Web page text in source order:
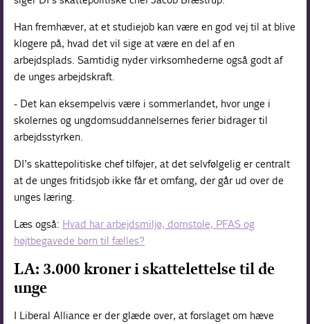
Han fremhæver, at et studiejob kan være en god vej til at blive
klogere på, hvad det vil sige at være en del af en
arbejdsplads. Samtidig nyder virksomhederne også godt af
de unges arbejdskraft.
- Det kan eksempelvis være i sommerlandet, hvor unge i
skolernes og ungdomsuddannelsernes ferier bidrager til
arbejdsstyrken.
DI’s skattepolitiske chef tilføjer, at det selvfølgelig er centralt
at de unges fritidsjob ikke får et omfang, der går ud over de
unges læring.
Læs også: Hvad har arbejdsmiljø, domstole, PFAS og
højtbegavede børn til fælles?
LA: 3.000 kroner i skattelettelse til de
unge
I Liberal Alliance er der glæde over, at forslaget om hæve